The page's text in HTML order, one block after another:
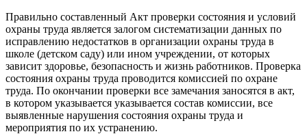
Правильно составленный Акт проверки состояния и условий
охраны труда является залогом систематизации данных по
исправлению недостатков в организации охраны труда в
школе (детском саду) или ином учреждении, от которых
зависит здоровье, безопасность и жизнь работников. Проверка
состояния охраны труда проводится комиссией по охране
труда. По окончании проверки все замечания заносятся в акт,
в котором указывается указывается состав комиссии, все
выявленные нарушения состояния охраны труда и
мероприятия по их устранению.